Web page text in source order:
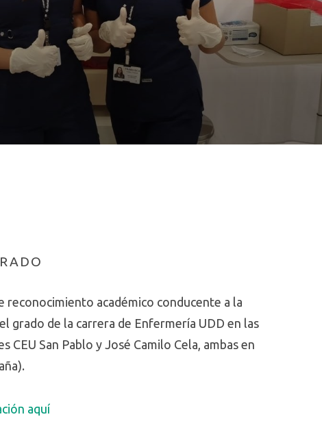
reconocimiento académico conducente a la
grado de la carrera de Enfermería UDD en las
CEU San Pablo y José Camilo Cela, ambas en
aquí